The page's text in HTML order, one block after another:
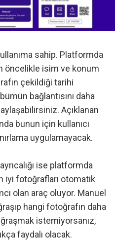
sahip. Platformda
öncelikle isim ve konum
çekildiği tarihi
bağlantısını daha
Açıklanan
bunun için kullanıcı
uygulamayacak.
ise platformda
iyi fotoğrafları otomatik
olan araç oluyor. Manuel
hangi fotoğrafın daha
istemiyorsanız,
faydalı olacak.